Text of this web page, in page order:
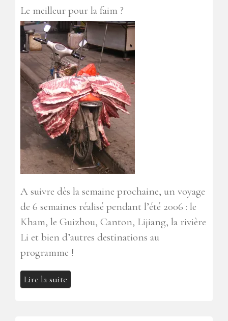
Le meilleur pour la faim ?
A suivre dès la semaine prochaine, un voyage
de 6 semaines réalisé pendant l’été 2006 : le
Kham, le Guizhou, Canton, Lijiang, la rivière
Li et bien d’autres destinations au
programme !
Lire la suite